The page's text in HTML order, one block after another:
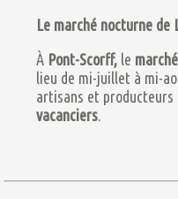
Le marché nocturne de
À Pont-Scorff, le
lieu de mi-juillet à mi-
artisans et
vacanciers